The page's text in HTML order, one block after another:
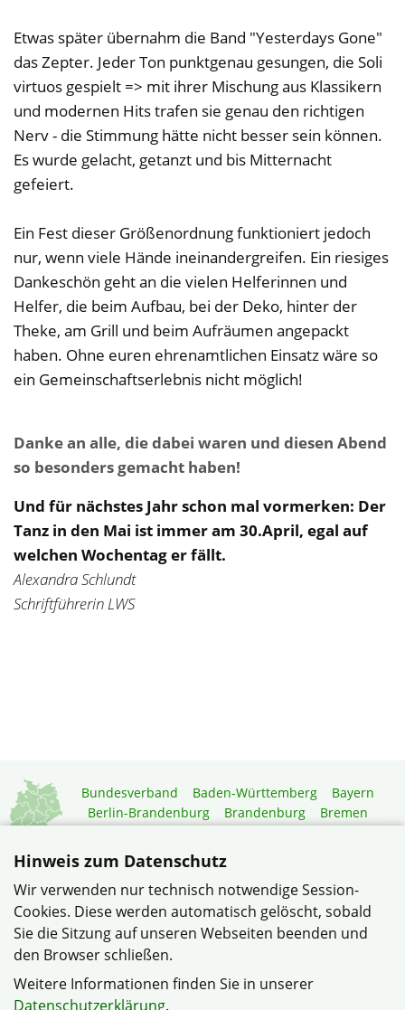
Etwas später übernahm die Band "Yesterdays Gone"
das Zepter. Jeder Ton punktgenau gesungen, die Soli
virtuos gespielt => mit ihrer Mischung aus Klassikern
und modernen Hits trafen sie genau den richtigen
Nerv - die Stimmung hätte nicht besser sein können.
Es wurde gelacht, getanzt und bis Mitternacht
gefeiert.
Ein Fest dieser Größenordnung funktioniert jedoch
nur, wenn viele Hände ineinandergreifen. Ein riesiges
Dankeschön geht an die vielen Helferinnen und
Helfer, die beim Aufbau, bei der Deko, hinter der
Theke, am Grill und beim Aufräumen angepackt
haben. Ohne euren ehrenamtlichen Einsatz wäre so
ein Gemeinschaftserlebnis nicht möglich!
Danke an alle, die dabei waren und diesen Abend
so besonders gemacht haben!
Und für nächstes Jahr schon mal vormerken: Der
Tanz in den Mai ist immer am 30.April, egal auf
welchen Wochentag er fällt.
Alexandra Schlundt
Schriftführerin LWS
Bundesverband Baden-Württemberg
Bayern
Berlin-Brandenburg
Brandenburg
Bremen
Niedersachsen
Rheinland-Pfalz
Saarland
Sachsen-Anhalt
Schleswig-Holstein
Thüringen
Mitgliedermagazin
Gartenberatung
© Leben und Wohnen in Eisenberg-Steinborn im Verband
Wohneigentum Rheinland-Pfalz e.V.
Hinweis zum Datenschutz
Wir verwenden nur technisch notwendige Session-
Cookies. Diese werden automatisch gelöscht, sobald
Sie die Sitzung auf unseren Webseiten beenden und
den Browser schließen.
Weitere Informationen finden Sie in unserer
Datenschutzerklärung.